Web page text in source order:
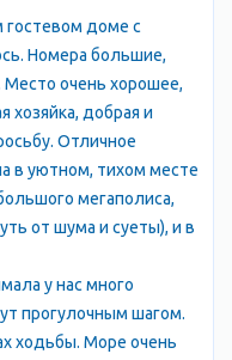
доме с
Номера большие,
Место очень хорошее,
хозяйка, добрая и
Отличное
в уютном, тихом месте
мегаполиса,
от шума и суеты), и в
у нас много
прогулочным шагом.
ходьбы. Море очень